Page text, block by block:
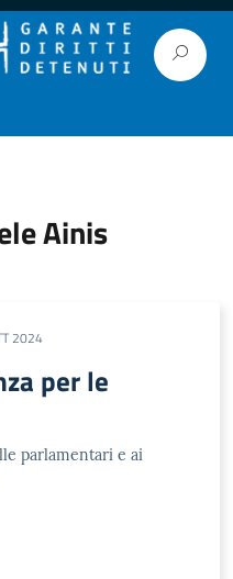
Ainis
2024
per le
parlamentari e ai